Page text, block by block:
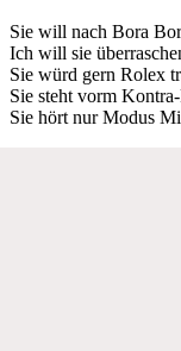
Sie will nach Bora
Ich will sie
Sie würd gern Rolex
Sie steht vorm
Sie hört nur Modus